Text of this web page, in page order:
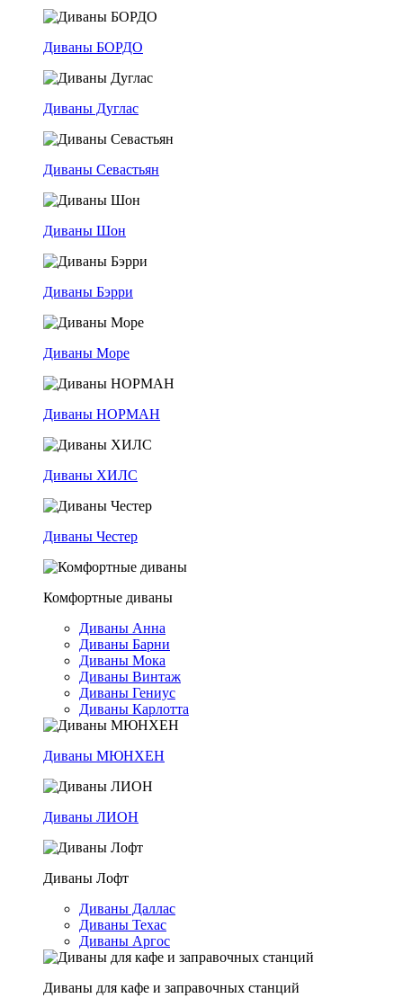
Диваны БОРДО
Диваны Дуглас
Диваны Севастьян
Диваны Шон
Диваны Бэрри
Диваны Море
Диваны НОРМАН
Диваны ХИЛС
Диваны Честер
Комфортные диваны
Диваны Анна
Диваны Барни
Диваны Мока
Диваны Винтаж
Диваны Гениус
Диваны Карлотта
Диваны МЮНХЕН
Диваны ЛИОН
Диваны Лофт
Диваны Даллас
Диваны Техас
Диваны Аргос
Диваны для кафе и заправочных станций